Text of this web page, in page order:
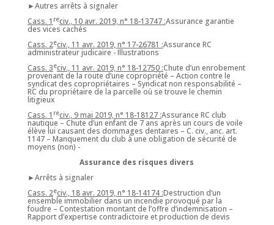
►Autres arrêts à signaler
Cass. 1 reciv., 10 avr. 2019, n° 18-13747 :Assurance garantie
des vices cachés
Cass. 2eciv., 11 avr. 2019, n° 17-26781 :Assurance RC
administrateur judicaire - Illustrations
Cass. 3eciv., 11 avr. 2019, n° 18-12750 :Chute d’un enrobement
provenant de la route d’une copropriété – Action contre le
syndicat des copropriétaires – Syndicat non responsabilité –
RC du propriétaire de la parcelle où se trouve le chemin
litigieux
Cass. 1 reciv., 9 mai 2019, n° 18-18127 :Assurance RC club
nautique – Chute d’un enfant de 7 ans après un cours de voile
élève lui causant des dommages dentaires – C. civ., anc. art.
1147 – Manquement du club à une obligation de sécurité de
moyens (non) -
Assurance des risques divers
►Arrêts à signaler
Cass. 2eciv., 18 avr. 2019, n° 18-14174 :Destruction d’un
ensemble immobilier dans un incendie provoqué par la
foudre – Contestation montant de l’offre d’indemnisation –
Rapport d’expertise contradictoire et production de devis